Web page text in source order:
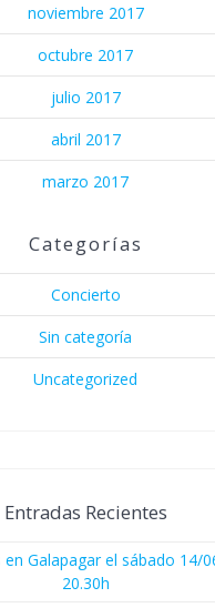
noviembre 2017
octubre 2017
julio 2017
abril 2017
marzo 2017
Categorías
Concierto
Sin categoría
Uncategorized
Entradas Recientes
en Galapagar el sábado 14/
20.30h